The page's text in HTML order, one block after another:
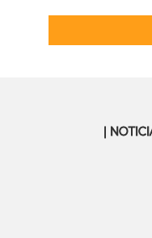
|